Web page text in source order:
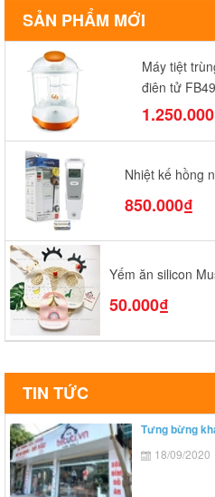
SẢN PHẨM MỚI
Máy tiệt
điện tử
Nhiệt kế hồng
850.000₫
Yếm ăn silicon
50.000₫
TIN TỨC
Tưng bừng
18/09/2020